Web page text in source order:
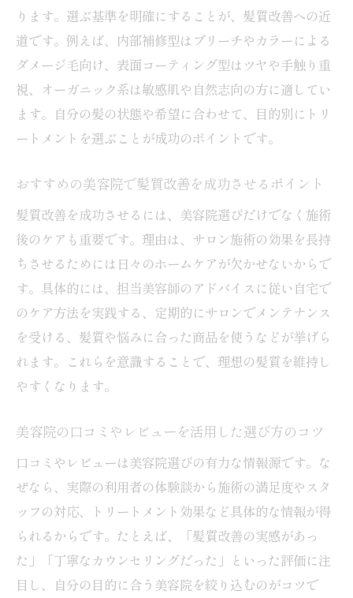
ります。選ぶ基準を明確にすることが、髪質改善への近
道です。例えば、内部補修型はブリーチやカラーによる
ダメージ毛向け、表面コーティング型はツヤや手触り重
視、オーガニック系は敏感肌や自然志向の方に適してい
ます。自分の髪の状態や希望に合わせて、目的別にトリ
ートメントを選ぶことが成功のポイントです。
おすすめの美容院で髪質改善を成功させるポイント
髪質改善を成功させるには、美容院選びだけでなく施術
後のケアも重要です。理由は、サロン施術の効果を長持
ちさせるためには日々のホームケアが欠かせないからで
す。具体的には、担当美容師のアドバイスに従い自宅で
のケア方法を実践する、定期的にサロンでメンテナンス
を受ける、髪質や悩みに合った商品を使うなどが挙げら
れます。これらを意識することで、理想の髪質を維持し
やすくなります。
美容院の口コミやレビューを活用した選び方のコツ
口コミやレビューは美容院選びの有力な情報源です。な
ぜなら、実際の利用者の体験談から施術の満足度やスタ
ッフの対応、トリートメント効果など具体的な情報が得
られるからです。たとえば、「髪質改善の実感があっ
た」「丁寧なカウンセリングだった」といった評価に注
目し、自分の目的に合う美容院を絞り込むのがコツで